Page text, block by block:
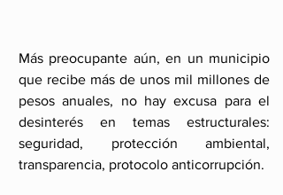
Más preocupante aún, en un municipio
que recibe más de unos mil millones de
pesos anuales, no hay excusa para el
desinterés en temas estructurales:
seguridad, protección ambiental,
transparencia, protocolo anticorrupción.